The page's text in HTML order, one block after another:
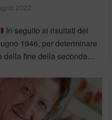
2022
In seguito ai risultati del
1946, per determinare
della fine della seconda